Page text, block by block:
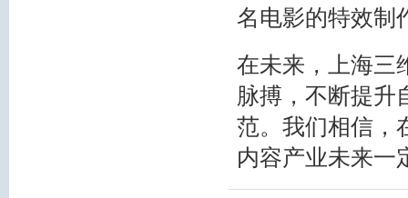
名电影的特效制
在未来，上海三
脉搏，不断提升
范。我们相信，
内容产业未来一